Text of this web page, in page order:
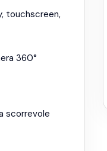
touchscreen,
360°
scorrevole